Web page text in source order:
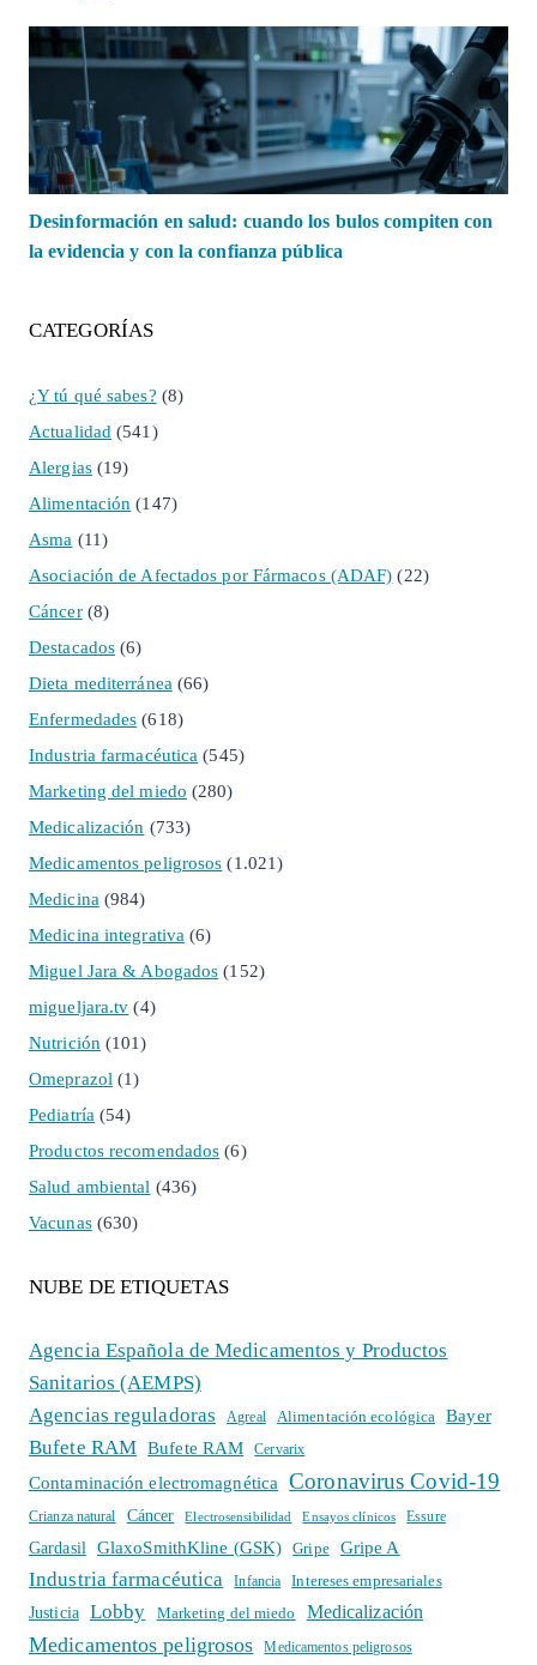
Desinformación en salud: cuando los bulos compiten con
la evidencia y con la confianza pública
CATEGORÍAS
¿Y tú qué sabes? (8)
Actualidad (541)
Alergias(19)
Alimentación (147)
Asma (11)
Asociación de Afectados por Fármacos (ADAF) (22)
Cáncer(8)
Destacados (6)
Dieta mediterránea (66)
Enfermedades (618)
Industria farmacéutica (545)
Marketing del miedo (280)
Medicalización (733)
Medicamentos peligrosos (1.021)
Medicina (984)
Medicina integrativa (6)
Miguel Jara & Abogados (152)
migueljara.tv (4)
Nutrición (101)
Omeprazol (1)
Pediatría (54)
Productos recomendados (6)
Salud ambiental (436)
Vacunas(630)
NUBE DE ETIQUETAS
Agencia Española de Medicamentos y Productos
Sanitarios (AEMPS)
Agencias reguladoras
Agreal Alimentación ecológica Bayer
Bufete RAM Bufete RAM Cervarix
Contaminación electromagnética Coronavirus Covid-19
Crianza natural Cáncer Electrosensibilidad Ensayos clínicos Essure
Gardasil GlaxoSmithKline (GSK) Gripe Gripe A
Industria farmacéutica Infancia
Intereses empresariales
Justicia
Lobby Marketing del miedo Medicalización
Medicamentos peligrosos Medicamentos peligrosos